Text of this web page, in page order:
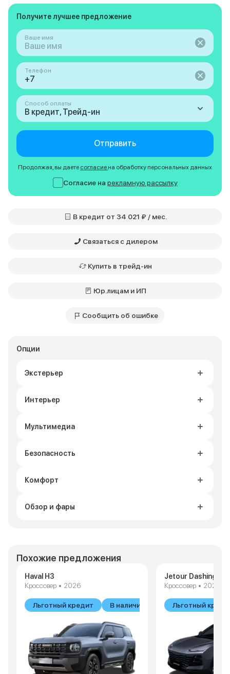
Опции
Экстерьер
Интерьер
Мультимедиа
Безопасность
Комфорт
Обзор и фары
Получите лучшее предложение
Ваше имя
Телефон
Способ оплаты
В кредит, Трейд-ин
Отправить
Продолжая, вы даете согласие на обработку персональных данных
Согласие на рекламную рассылку
В кредит от 34 021 ₽ / мес.
Связаться с дилером
Купить в трейд-ин
Юр.лицам и ИП
Сообщить об ошибке
Похожие предложения
Haval H3
Кроссовер • 2026
Льготный кредит В наличии
Jetour Dashing
Кроссовер • 2026
Льготный